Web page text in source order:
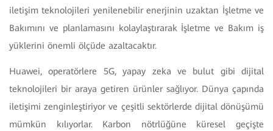
iletişim teknolojileri yenilenebilir enerjinin uzaktan İşletme ve
Bakımını ve planlamasını kolaylaştırarak İşletme ve Bakım iş
yüklerini önemli ölçüde azaltacaktır.
Huawei, operatörlere 5G, yapay zeka ve bulut gibi dijital
teknolojileri bir araya getiren ürünler sağlıyor. Dünya çapında
iletişimi zenginleştiriyor ve çeşitli sektörlerde dijital dönüşümü
mümkün kılıyorlar. Karbon nötrlüğüne küresel geçişte